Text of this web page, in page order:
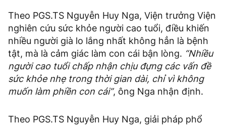
Theo PGS.TS Nguyễn Huy Nga, Viện trưởng Viện
nghiên cứu sức khỏe người cao tuổi, điều khiến
nhiều người già lo lắng nhất không hẳn là bệnh
tật, mà là cảm giác làm con cái bận lòng. “Nhiều
người cao tuổi chấp nhận chịu đựng các vấn đề
sức khỏe nhẹ trong thời gian dài, chỉ vì không
muốn làm phiền con cái”, ông Nga nhận định.
Theo PGS.TS Nguyễn Huy Nga, giải pháp phổ